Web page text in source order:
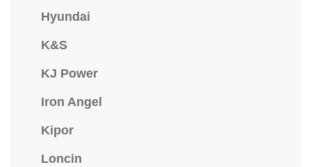
Hyundai
K&S
KJ Power
Iron Angel
Kipor
Loncin